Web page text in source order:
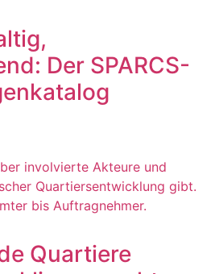
Der SPARCS-
Quartiere